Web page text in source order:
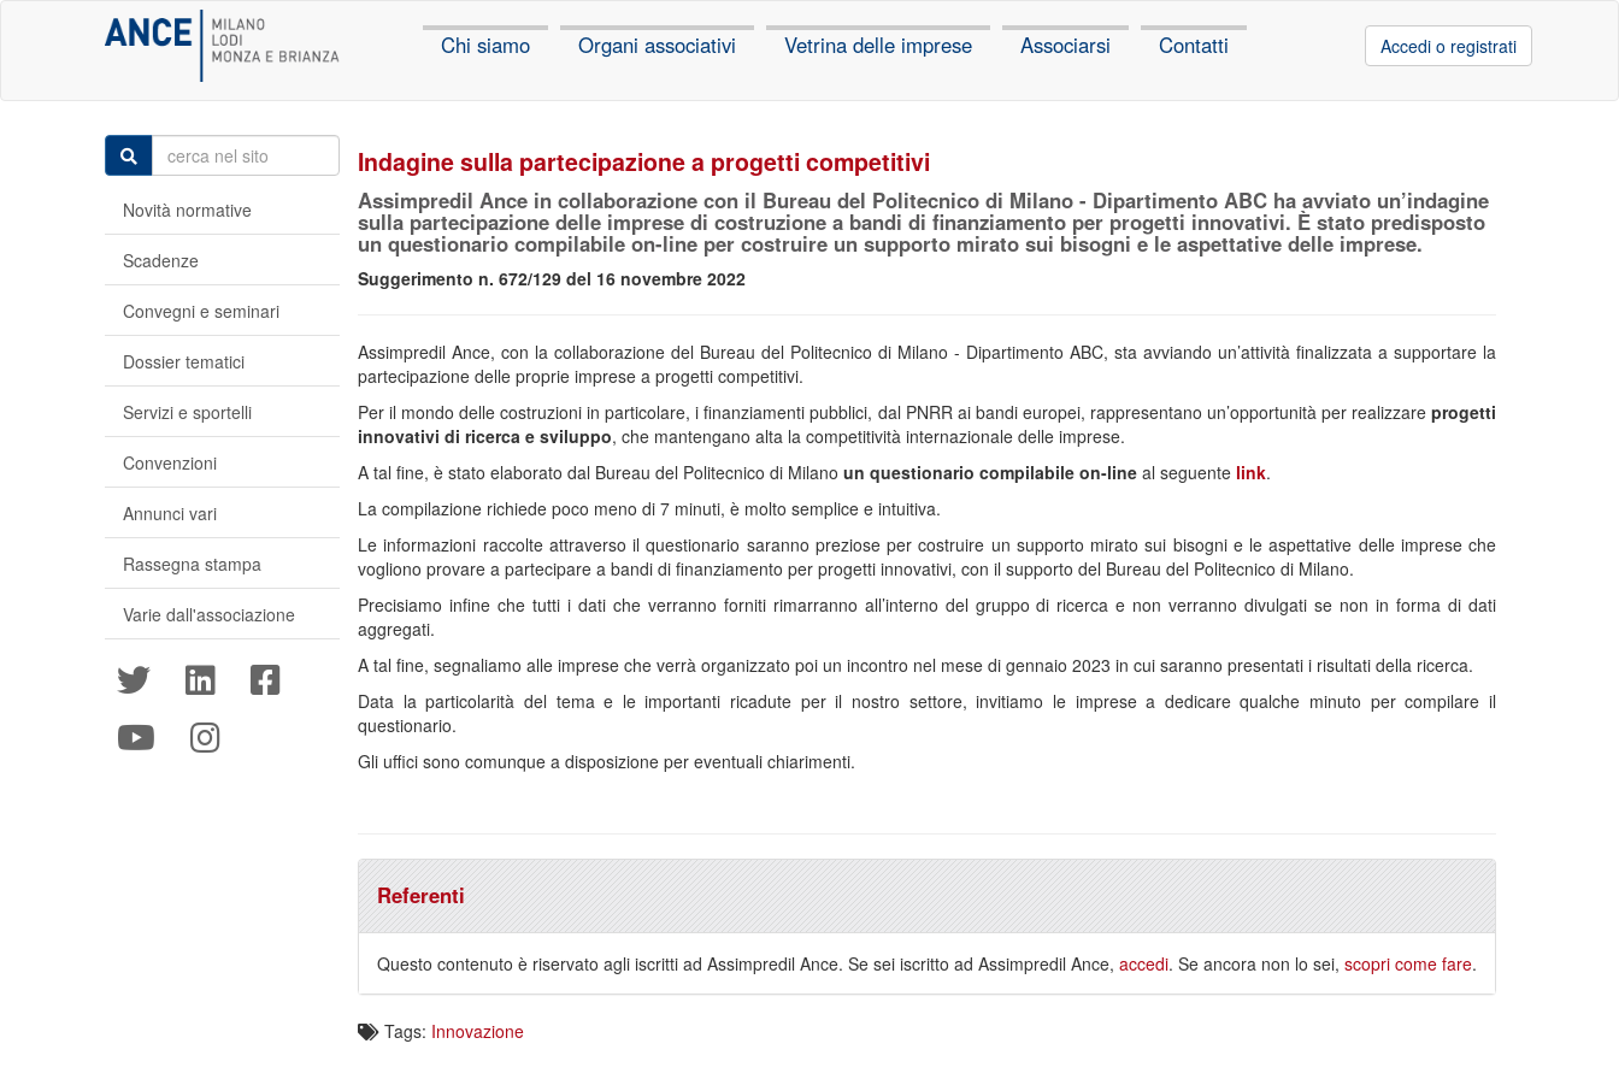
Chi siamo Organi associativi Vetrina delle imprese Associarsi Contatti Accedi o registrati
Indagine sulla partecipazione a progetti competitivi
Assimpredil Ance in collaborazione con il Bureau del Politecnico di Milano - Dipartimento ABC ha avviato un’indagine
sulla partecipazione delle imprese di costruzione a bandi di finanziamento per progetti innovativi. È stato predisposto
un questionario compilabile on-line per costruire un supporto mirato sui bisogni e le aspettative delle imprese.
Suggerimento n. 672/129 del 16 novembre 2022
Assimpredil Ance, con la collaborazione del Bureau del Politecnico di Milano - Dipartimento ABC, sta avviando un’attività finalizzata a supportare la
partecipazione delle proprie imprese a progetti competitivi.
Per il mondo delle costruzioni in particolare, i finanziamenti pubblici, dal PNRR ai bandi europei, rappresentano un’opportunità per realizzare progetti
innovativi di ricerca e sviluppo, che mantengano alta la competitività internazionale delle imprese.
A tal fine, è stato elaborato dal Bureau del Politecnico di Milano un questionario compilabile on-line al seguente link.
La compilazione richiede poco meno di 7 minuti, è molto semplice e intuitiva.
Le informazioni raccolte attraverso il questionario saranno preziose per costruire un supporto mirato sui bisogni e le aspettative delle imprese che
vogliono provare a partecipare a bandi di finanziamento per progetti innovativi, con il supporto del Bureau del Politecnico di Milano.
Precisiamo infine che tutti i dati che verranno forniti rimarranno all’interno del gruppo di ricerca e non verranno divulgati se non in forma di dati
aggregati.
A tal fine, segnaliamo alle imprese che verrà organizzato poi un incontro nel mese di gennaio 2023 in cui saranno presentati i risultati della ricerca.
Data la particolarità del tema e le importanti ricadute per il nostro settore, invitiamo le imprese a dedicare qualche minuto per compilare il
questionario.
Gli uffici sono comunque a disposizione per eventuali chiarimenti.
Referenti
Questo contenuto è riservato agli iscritti ad Assimpredil Ance. Se sei iscritto ad Assimpredil Ance, accedi. Se ancora non lo sei, scopri come fare.
Tags: Innovazione
Novità normative
Scadenze
Convegni e seminari
Dossier tematici
Servizi e sportelli
Convenzioni
Annunci vari
Rassegna stampa
Varie dall'associazione